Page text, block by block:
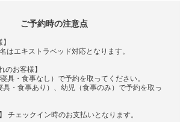
ご予約時の注意点
はエキストラベッド対応となります。
のお客様】
具・食事なし）で予約を取ってください。
・食事あり）、幼児（食事のみ）で予約を取っ
チェックイン時のお支払いとなります。